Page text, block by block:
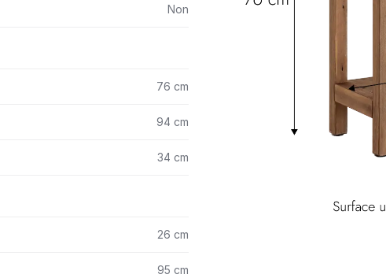
Non
76 cm
94 cm
34 cm
26 cm
95 cm